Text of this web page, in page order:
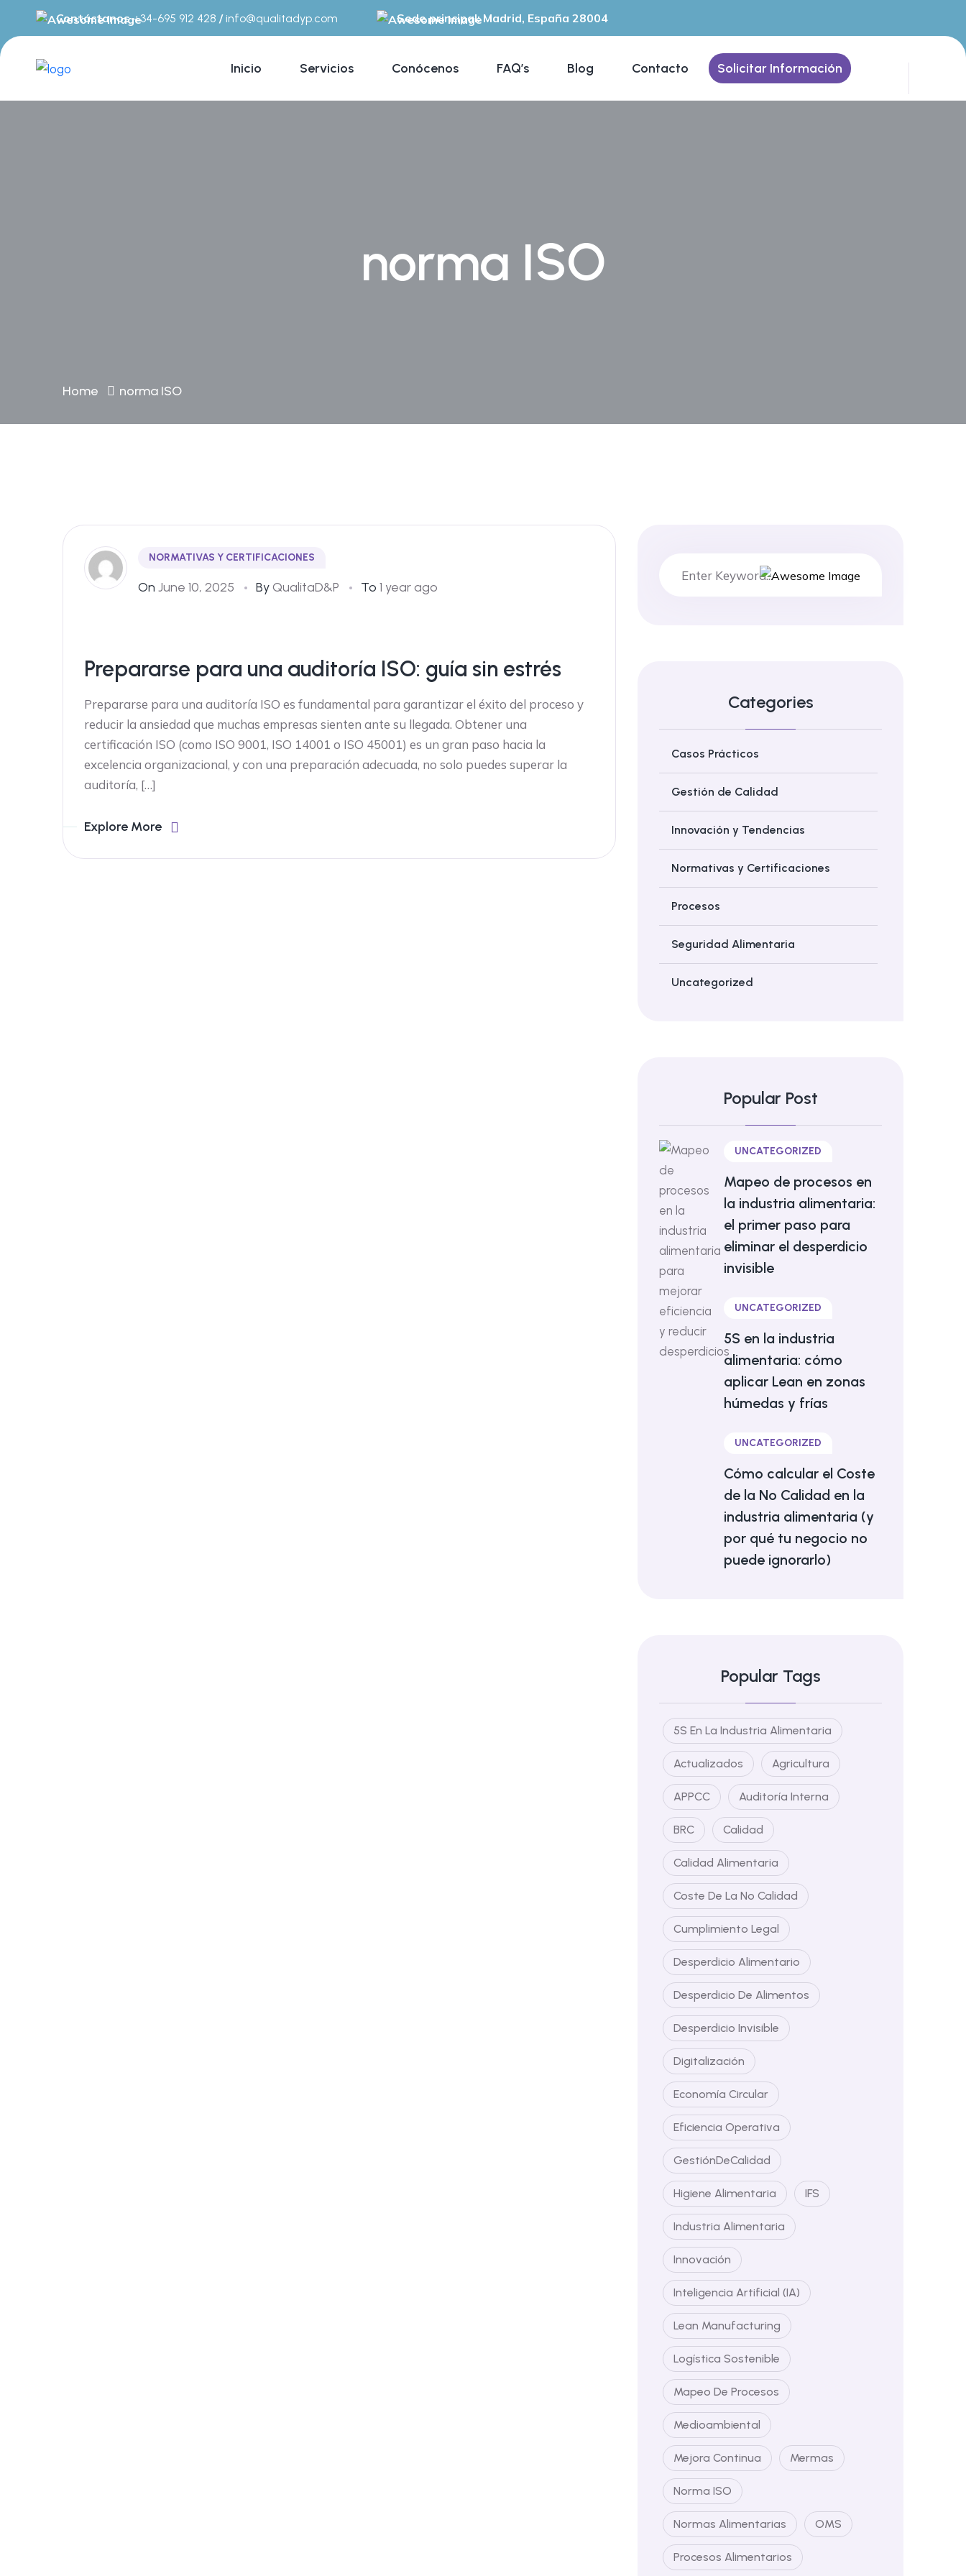
Contáctanos+34-695 912 428 /info@qualitadyp.com Sede principal: Madrid, España 28004
Inicio Servicios Conócenos FAQ’s Blog Contacto Solicitar Información
norma ISO
Home norma ISO
NORMATIVAS Y CERTIFICACIONES
On June 10, 2025 ByQualitaD&P To 1 year ago
Prepararse para una auditoría ISO: guía sin estrés
Prepararse para una auditoría ISO es fundamental para garantizar el éxito del proceso y
reducir la ansiedad que muchas empresas sienten ante su llegada. Obtener una
certificación ISO (como ISO 9001, ISO 14001 o ISO 45001) es un gran paso hacia la
excelencia organizacional, y con una preparación adecuada, no solo puedes superar la
auditoría, […]
Explore More
Categories
Casos Prácticos
Gestión de Calidad
Innovación y Tendencias
Normativas y Certificaciones
Procesos
Seguridad Alimentaria
Uncategorized
Popular Post
UNCATEGORIZED
Mapeo de procesos en
la industria alimentaria:
el primer paso para
eliminar el desperdicio
invisible
UNCATEGORIZED
5S en la industria
alimentaria: cómo
aplicar Lean en zonas
húmedas y frías
UNCATEGORIZED
Cómo calcular el Coste
de la No Calidad en la
industria alimentaria (y
por qué tu negocio no
puede ignorarlo)
Popular Tags
5S En La Industria Alimentaria
Actualizados Agricultura
APPCC Auditoría Interna
BRC Calidad
Calidad Alimentaria
Coste De La No Calidad
Cumplimiento Legal
Desperdicio Alimentario
Desperdicio De Alimentos
Desperdicio Invisible
Digitalización
Economía Circular
Eficiencia Operativa
GestiónDeCalidad
Higiene Alimentaria IFS
Industria Alimentaria
Innovación
Inteligencia Artificial (IA)
Lean Manufacturing
Logística Sostenible
Mapeo De Procesos
Medioambiental
Mejora Continua Mermas
Norma ISO
Normas Alimentarias OMS
Procesos Alimentarios